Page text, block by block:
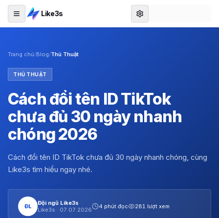
Like3s
Trang chủ/Blog/Thủ Thuật
THỦ THUẬT
Cách đổi tên ID TikTok
chưa đủ 30 ngày nhanh
chóng 2026
Cách đổi tên ID TikTok chưa đủ 30 ngày nhanh chóng, cùng
Like3s tìm hiểu ngay nhé.
ĐL
Đội ngũ Like3s
Like3s · 07.07.2026
4 phút đọc 281 lượt xem